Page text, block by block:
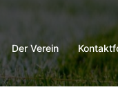
Der Verein